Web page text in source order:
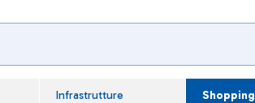
Infrastrutture